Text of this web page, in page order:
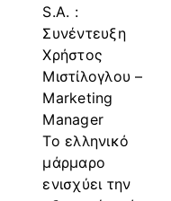
S.A. :
Συνέντευξη
Χρήστος
Μιστίλογλου –
Marketing
Manager
Το ελληνικό
μάρμαρο
ενισχύει την